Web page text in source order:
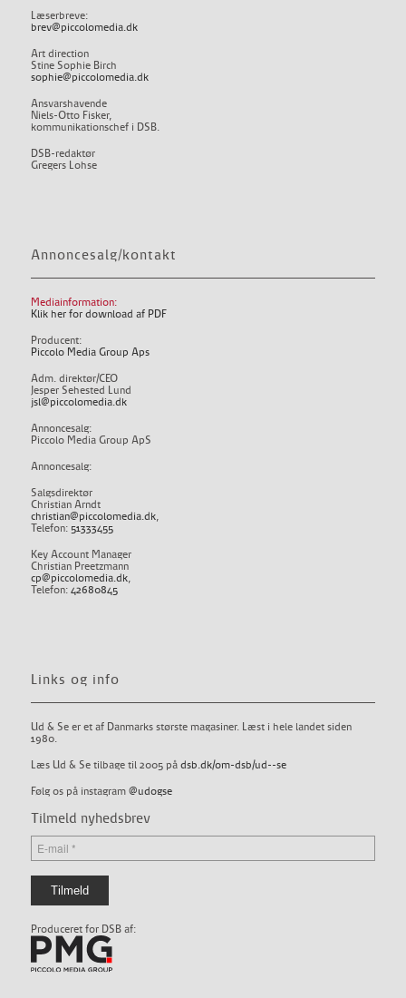
Læserbreve:
brev@piccolomedia.dk
Art direction
Stine Sophie Birch
sophie@piccolomedia.dk
Ansvarshavende
Niels-Otto Fisker,
kommunikationschef i DSB.
DSB-redaktør
Gregers Lohse
Annoncesalg/kontakt
Mediainformation:
Klik her for download af PDF
Producent:
Piccolo Media Group Aps
Adm. direktør/CEO
Jesper Sehested Lund
jsl@piccolomedia.dk
Annoncesalg:
Piccolo Media Group ApS
Annoncesalg:
Salgsdirektør
Christian Arndt
christian@piccolomedia.dk,
Telefon: 51333455
Key Account Manager
Christian Preetzmann
cp@piccolomedia.dk,
Telefon: 42680845
Links og info
Ud & Se er et af Danmarks største magasiner. Læst i hele landet siden
1980.
Læs Ud & Se tilbage til 2005 på dsb.dk/om-dsb/ud--se
Følg os på instagram @udogse
Tilmeld nyhedsbrev
Produceret for DSB af: